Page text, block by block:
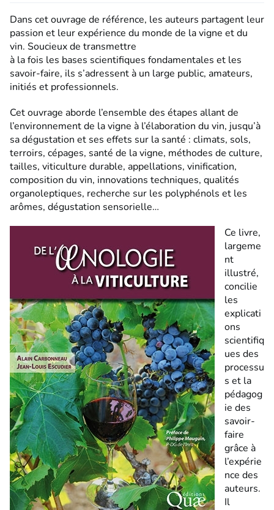
Dans cet ouvrage de référence, les auteurs partagent leur
passion et leur expérience du monde de la vigne et du
vin. Soucieux de transmettre
à la fois les bases scientifiques fondamentales et les
savoir-faire, ils s’adressent à un large public, amateurs,
initiés et professionnels.
Cet ouvrage aborde l’ensemble des étapes allant de
l’environnement de la vigne à l’élaboration du vin, jusqu’à
sa dégustation et ses effets sur la santé : climats, sols,
terroirs, cépages, santé de la vigne, méthodes de culture,
tailles, viticulture durable, appellations, vinification,
composition du vin, innovations techniques, qualités
organoleptiques, recherche sur les polyphénols et les
arômes, dégustation sensorielle…
Ce livre,
largeme
nt
illustré,
concilie
les
explicati
ons
scientifiq
ues des
processu
s et la
pédagog
ie des
savoir-
faire
grâce à
l’expérie
nce des
auteurs.
Il